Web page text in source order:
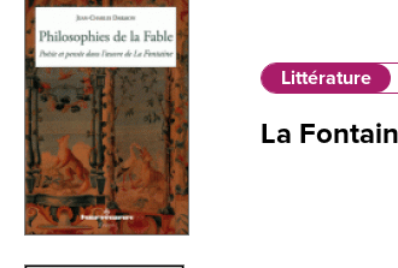
Littérature
La